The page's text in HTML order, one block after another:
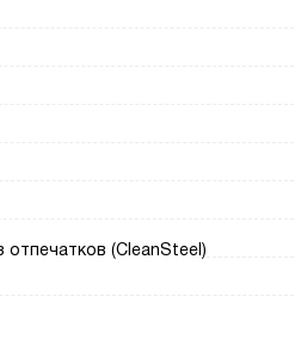
(CleanSteel)